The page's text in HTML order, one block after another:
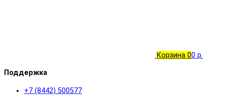
Корзина 00 р.
Поддержка
+7 (8442) 500577